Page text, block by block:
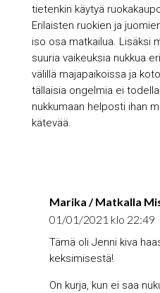
tietenkin käytyä
Erilaisten ruokien ja
iso osa matkailua. Lisäksi
suuria vaikeuksia nukkua
välillä majapaikoissa ja
tällaisia ongelmia ei
nukkumaan helposti ihan
kätevää.
Marika / Matkalla
01/01/2021 klo 22:49
Tämä oli Jenni kiva
keksimisestä!
On kurja, kun ei saa